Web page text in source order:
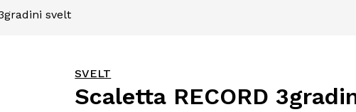
svelt
SVELT
Scaletta RECORD